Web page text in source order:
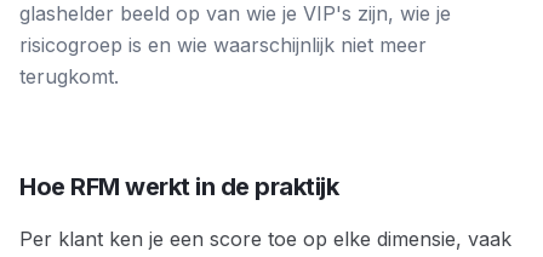
glashelder beeld op van wie je VIP's zijn, wie je
risicogroep is en wie waarschijnlijk niet meer
terugkomt.
Hoe RFM werkt in de praktijk
Per klant ken je een score toe op elke dimensie, vaak